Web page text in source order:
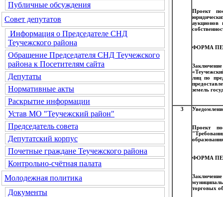
Публичные обсуждения
Совет депутатов
Информация о Председателе СНД
Теучежского района
Обращение Председателя СНД Теучежского
района к Посетителям сайта
Депутаты
Нормативные акты
Раскрытие информации
Устав МО "Теучежский район"
Председатель совета
Депутатский корпус
Почетные граждане Теучежского района
Контрольно-счётная палата
Молодежная политика
Документы
Проект
аукционов
ФОРМА
лиц по
земель
3
Проект
ФОРМА
торговых